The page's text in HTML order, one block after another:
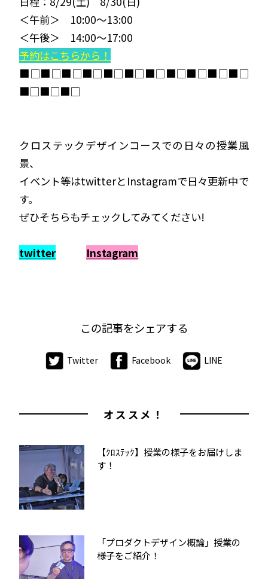
＜午前＞ 10:00〜13:00
＜午後＞ 14:00〜17:00
予約はこちらから！
■□■□■□■□■□■□■□■□■□■□■□
■□■□■□
クロステックデザインコースでの日々の授業風
景、
イベント等はtwitterとInstagramで日々更新中で
す。
ぜひそちらもチェックしてみてください!
twitter Instagram
この記事をシェアする
Twitter Facebook LINE
オススメ！
【ｸﾛｽﾃｯｸ】授業の様子をお届けしま
す！
「プロダクトデザイン概論」授業の
様子をご紹介！